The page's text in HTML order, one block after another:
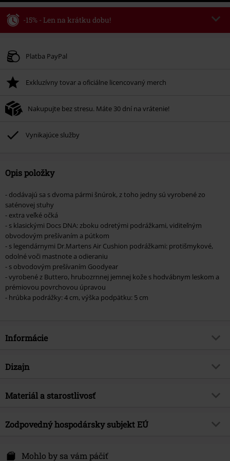
-15% - Len na krátku dobu!
Platné do 8/9/26
Po zadaní kódu v košíku, sa zľava uplatní automaticky.
Nemožno kombinovať s inými akciovými kódmi. Zľava sa nevzťahuje na:
knihy, médiá, vstupenky, Rammstein, (Till) Lindemann, Böhse Onkelz,
ktorých kúpou podporíte nadáciu.
Platba PayPal
Exkluzívny tovar a oficiálne licencovaný merch
Nakupujte bez stresu. Máte 30 dní na vrátenie!
Vynikajúce služby
Opis položky
- dodávajú sa s dvoma pármi šnúrok, z toho jedny sú vyrobené zo
saténovej stuhy
- extra veľké očká
- s klasickými Docs DNA: zboku odretými podrážkami, viditeľným
obvodovým prešívaním a pútkom
- s legendárnymi Dr.Martens Air Cushion podrážkami: protišmykové,
odolné voči mastnote a odieraniu
- s obvodovým prešívaním Goodyear
- vyrobené z Buttero, hrubozrnnej jemnej kože s hodvábnym leskom a
prémiovou povrchovou úpravou
- hrúbka podrážky: 4 cm, výška podpätku: 5 cm
Informácie
Tovar č.
Brand
Gotika, Rockové oblečenie,
Streetwear, Festival, Rockabilly,
Dátum vydania
Dizajn
Typ výrobku
Vzor
Bežný
Výška podpätku
Materiál a starostlivosť
Vrchný materiál
koža
Vložka do topánok
Zodpovedný hospodársky subjekt EÚ
5. EtageMohlo by sa vám páčiť